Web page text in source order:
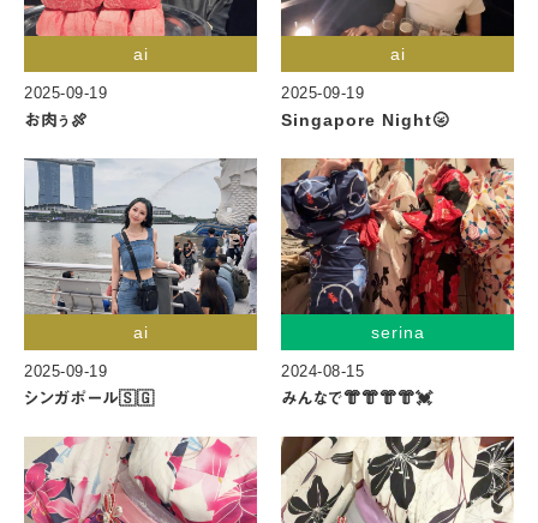
ai
2025-09-19
お肉ぅ🍖
ai
2025-09-19
Singapore Night🌝
ai
2025-09-19
シンガポール🇸🇬
serina
2024-08-15
みんなで👘👘👘👘💓